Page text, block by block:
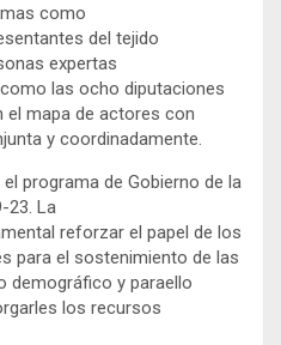
como
del tejido
expertas
las ocho diputaciones
el mapa de actores con
y coordinadamente.
programa de Gobierno de la
23. La
reforzar el papel de los
para el sostenimiento de las
demográfico y paraello
los recursos